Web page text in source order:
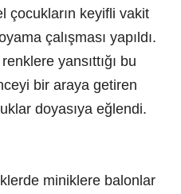
çocukların keyifli vakit
çalışması yapıldı.
yansıttığı bu
bir araya getiren
doyasıya eğlendi.
miniklere balonlar